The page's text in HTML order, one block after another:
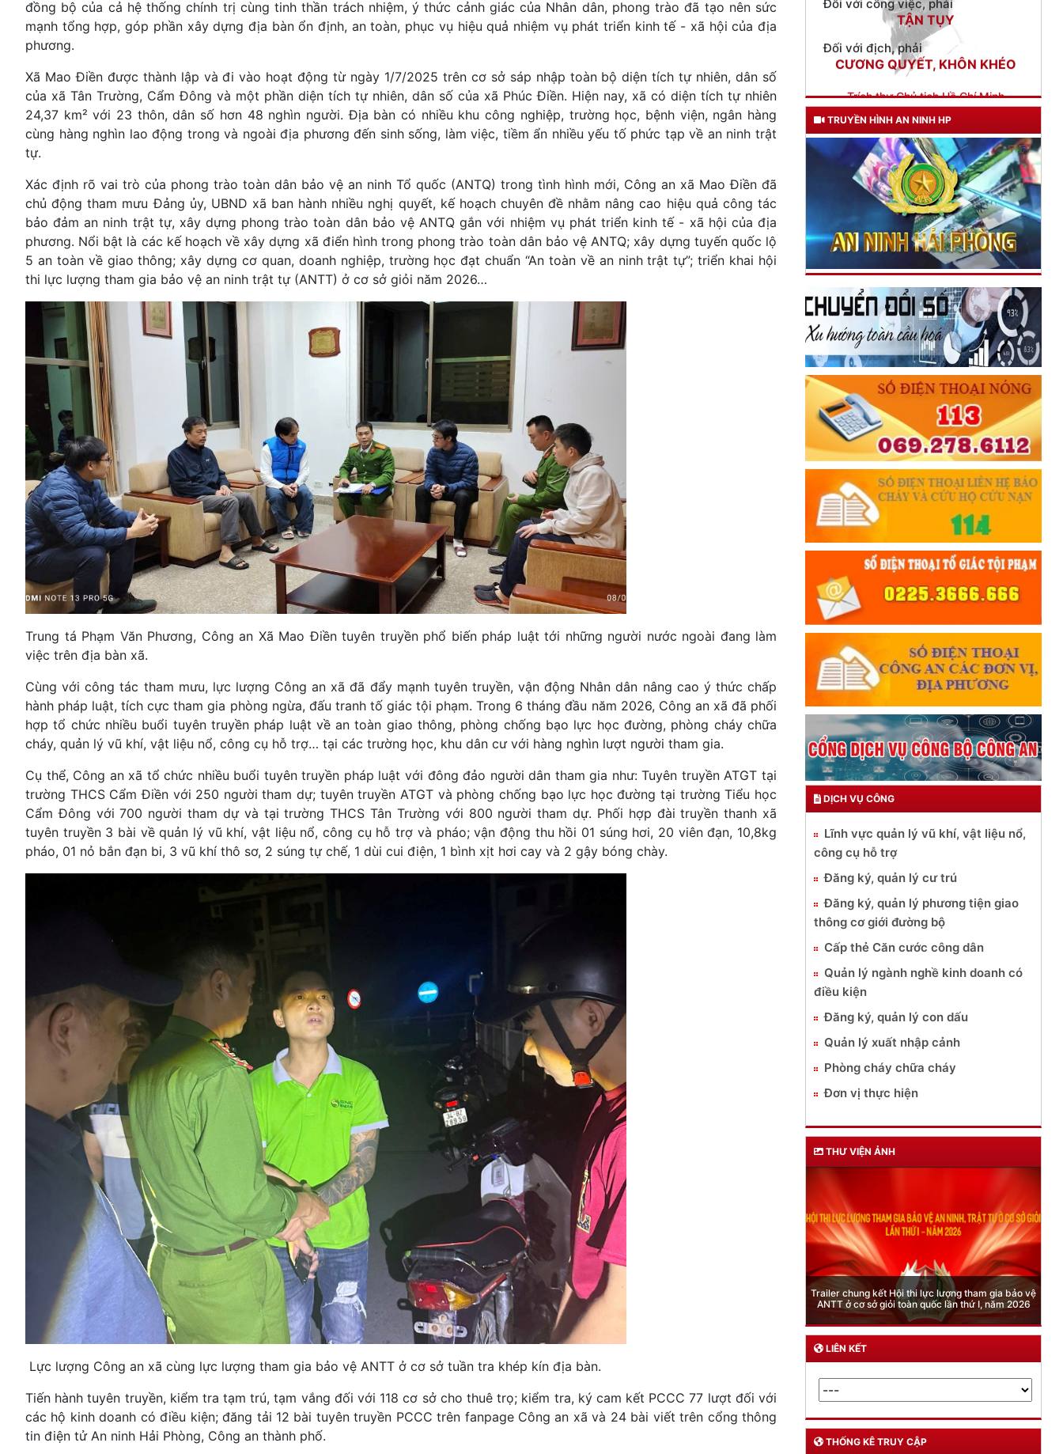
đồng bộ của cả hệ thống chính trị cùng tinh thần trách nhiệm, ý thức cảnh giác của Nhân dân, phong trào đã tạo nên sức
mạnh tổng hợp, góp phần xây dựng địa bàn ổn định, an toàn, phục vụ hiệu quả nhiệm vụ phát triển kinh tế - xã hội của địa
phương.
Xã Mao Điền được thành lập và đi vào hoạt động từ ngày 1/7/2025 trên cơ sở sáp nhập toàn bộ diện tích tự nhiên, dân số
của xã Tân Trường, Cẩm Đông và một phần diện tích tự nhiên, dân số của xã Phúc Điền. Hiện nay, xã có diện tích tự nhiên
24,37 km² với 23 thôn, dân số hơn 48 nghìn người. Địa bàn có nhiều khu công nghiệp, trường học, bệnh viện, ngân hàng
cùng hàng nghìn lao động trong và ngoài địa phương đến sinh sống, làm việc, tiềm ẩn nhiều yếu tố phức tạp về an ninh trật
tự.
Xác định rõ vai trò của phong trào toàn dân bảo vệ an ninh Tổ quốc (ANTQ) trong tình hình mới, Công an xã Mao Điền đã
chủ động tham mưu Đảng ủy, UBND xã ban hành nhiều nghị quyết, kế hoạch chuyên đề nhằm nâng cao hiệu quả công tác
bảo đảm an ninh trật tự, xây dựng phong trào toàn dân bảo vệ ANTQ gắn với nhiệm vụ phát triển kinh tế - xã hội của địa
phương. Nổi bật là các kế hoạch về xây dựng xã điển hình trong phong trào toàn dân bảo vệ ANTQ; xây dựng tuyến quốc lộ
5 an toàn về giao thông; xây dựng cơ quan, doanh nghiệp, trường học đạt chuẩn “An toàn về an ninh trật tự”; triển khai hội
thi lực lượng tham gia bảo vệ an ninh trật tự (ANTT) ở cơ sở giỏi năm 2026…
Trung tá Phạm Văn Phương, Công an Xã Mao Điền tuyên truyền phổ biến pháp luật tới những người nước ngoài đang làm
việc trên địa bàn xã.
Cùng với công tác tham mưu, lực lượng Công an xã đã đẩy mạnh tuyên truyền, vận động Nhân dân nâng cao ý thức chấp
hành pháp luật, tích cực tham gia phòng ngừa, đấu tranh tố giác tội phạm. Trong 6 tháng đầu năm 2026, Công an xã đã phối
hợp tổ chức nhiều buổi tuyên truyền pháp luật về an toàn giao thông, phòng chống bạo lực học đường, phòng cháy chữa
cháy, quản lý vũ khí, vật liệu nổ, công cụ hỗ trợ… tại các trường học, khu dân cư với hàng nghìn lượt người tham gia.
Cụ thể, Công an xã tổ chức nhiều buổi tuyên truyền pháp luật với đông đảo người dân tham gia như: Tuyên truyền ATGT tại
trường THCS Cẩm Điền với 250 người tham dự; tuyên truyền ATGT và phòng chống bạo lực học đường tại trường Tiểu học
Cẩm Đông với 700 người tham dự và tại trường THCS Tân Trường với 800 người tham dự. Phối hợp đài truyền thanh xã
tuyên truyền 3 bài về quản lý vũ khí, vật liệu nổ, công cụ hỗ trợ và pháo; vận động thu hồi 01 súng hơi, 20 viên đạn, 10,8kg
pháo, 01 nỏ bắn đạn bi, 3 vũ khí thô sơ, 2 súng tự chế, 1 dùi cui điện, 1 bình xịt hơi cay và 2 gậy bóng chày.
Lực lượng Công an xã cùng lực lượng tham gia bảo vệ ANTT ở cơ sở tuần tra khép kín địa bàn.
Tiến hành tuyên truyền, kiểm tra tạm trú, tạm vắng đối với 118 cơ sở cho thuê trọ; kiểm tra, ký cam kết PCCC 77 lượt đối với
các hộ kinh doanh có điều kiện; đăng tải 12 bài tuyên truyền PCCC trên fanpage Công an xã và 24 bài viết trên cổng thông
tin điện tử An ninh Hải Phòng, Công an thành phố.
Trích thư Chủ tịch Hồ Chí Minh
gửi Công an Khu XII,
ngày 11 tháng 3 năm 1948.
TRUYỀN HÌNH AN NINH HP
DỊCH VỤ CÔNG
Lĩnh vực quản lý vũ khí, vật liệu nổ,
công cụ hỗ trợ
Đăng ký, quản lý cư trú
Đăng ký, quản lý phương tiện giao
thông cơ giới đường bộ
Cấp thẻ Căn cước công dân
Quản lý ngành nghề kinh doanh có
điều kiện
Đăng ký, quản lý con dấu
Quản lý xuất nhập cảnh
Phòng cháy chữa cháy
Đơn vị thực hiện
THƯ VIỆN ẢNH
Phòng Quản lý xuất nhập cảnh: Hướng dẫn những
quy định mới trong lĩnh vực xuất cảnh, nhập cảnh
của công dân việt nam từ ngày 01/7/2026
LIÊN KẾT
THỐNG KÊ TRUY CẬP